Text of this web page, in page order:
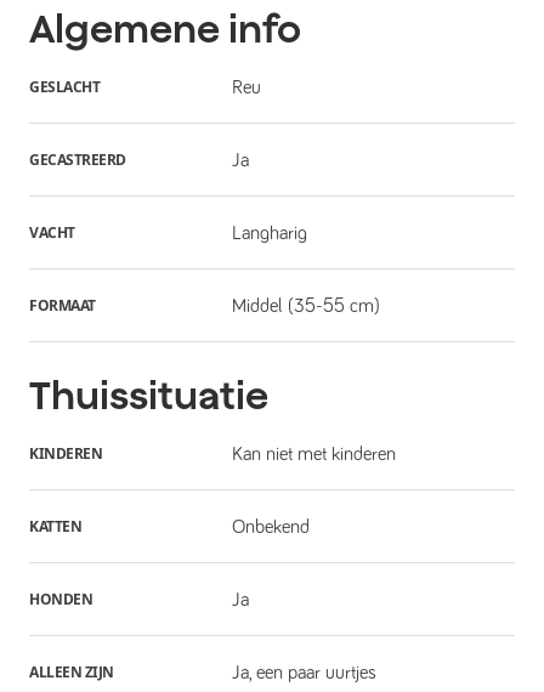
Algemene info
GESLACHT Reu
GECASTREERD Ja
VACHT Langharig
FORMAAT Middel (35-55 cm)
Thuissituatie
KINDEREN Kan niet met kinderen
KATTEN Onbekend
HONDEN Ja
ALLEEN ZIJN Ja, een paar uurtjes